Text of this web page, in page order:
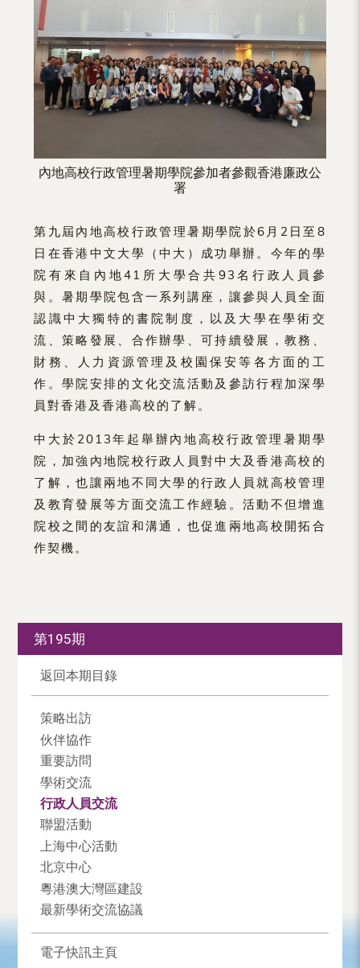
內地高校行政管理暑期學院參加者參觀香港廉政公
署
第九屆內地高校行政管理暑期學院於6月2日至8
日在香港中文大學（中大）成功舉辦。今年的學
院有來自內地41所大學合共93名行政人員參
與。暑期學院包含一系列講座，讓參與人員全面
認識中大獨特的書院制度，以及大學在學術交
流、策略發展、合作辦學、可持續發展，教務、
財務、人力資源管理及校園保安等各方面的工
作。學院安排的文化交流活動及參訪行程加深學
員對香港及香港高校的了解。
中大於2013年起舉辦內地高校行政管理暑期學
院，加強內地院校行政人員對中大及香港高校的
了解，也讓兩地不同大學的行政人員就高校管理
及教育發展等方面交流工作經驗。活動不但增進
院校之間的友誼和溝通，也促進兩地高校開拓合
作契機。
第195期
返回本期目錄
策略出訪
伙伴協作
重要訪問
學術交流
行政人員交流
聯盟活動
上海中心活動
北京中心
粵港澳大灣區建設
最新學術交流協議
電子快訊主頁